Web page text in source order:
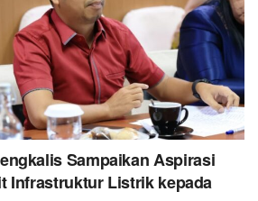
Sampaikan Aspirasi
Infrastruktur Listrik kepada